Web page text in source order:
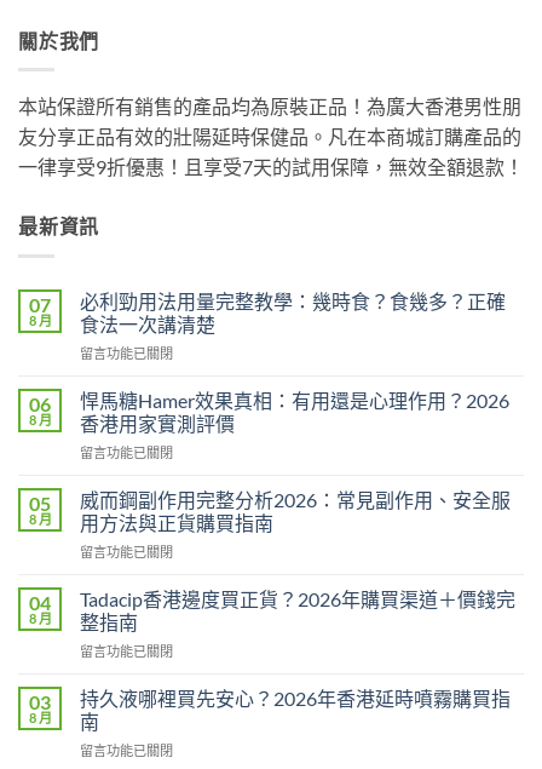
關於我們
本站保證所有銷售的產品均為原裝正品！為廣大香港男性朋
友分享正品有效的壯陽延時保健品。凡在本商城訂購產品的
一律享受9折優惠！且享受7天的試用保障，無效全額退款！
最新資訊
07
8 月
必利勁用法用量完整教學：幾時食？食幾多？正確
食法一次講清楚
在
利
勁
用
法
量
完
整
教
幾
時
食
多？
正
確
留言功能已關閉
06
8 月
悍馬糖Hamer效果真相：有用還是心理作用？2026
香港用家實測評價
在
馬
糖
Hamer
效
真
相：
有
用
是
心
作
留言功能已關閉
05
8 月
威而鋼副作用完整分析2026：常見副作用、安全服
用方法與正貨購買指南
在
而
鋼
副
作
完
整
分
析
留言功能已關閉
04
8 月
Tadacip香港邊度買正貨？2026年購買渠道＋價錢完
整指南
在
香
港
邊
度
留言功能已關閉
03
8 月
持久液哪裡買先安心？2026年香港延時噴霧購買指
南
在
留言功能已關閉